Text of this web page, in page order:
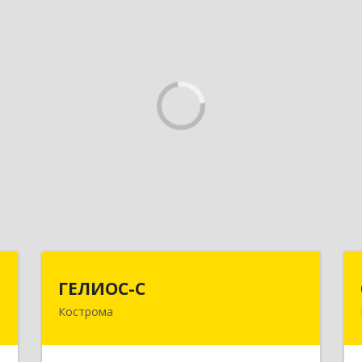
ГЕЛИОС-С
Кострома
156026, Костромская обл, г.о. город